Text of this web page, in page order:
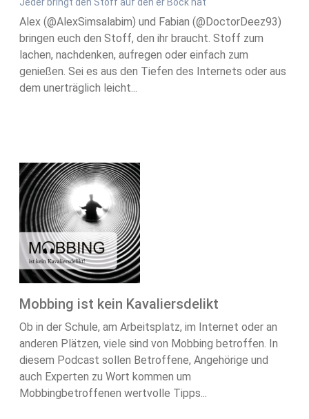
Alex (@AlexSimsalabim) und Fabian (@DoctorDeez93)
bringen euch den Stoff, den ihr braucht. Stoff zum
lachen, nachdenken, aufregen oder einfach zum
genießen. Sei es aus den Tiefen des Internets oder aus
dem unerträglich leicht...
Mobbing ist kein Kavaliersdelikt
Ob in der Schule, am Arbeitsplatz, im Internet oder an
anderen Plätzen, viele sind von Mobbing betroffen. In
diesem Podcast sollen Betroffene, Angehörige und
auch Experten zu Wort kommen um
Mobbingbetroffenen wertvolle Tipps...